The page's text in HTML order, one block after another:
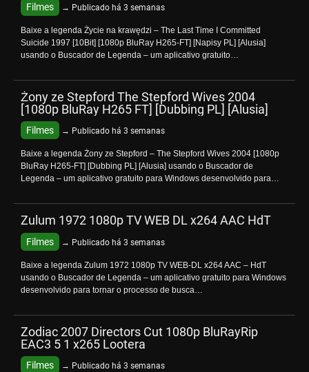
Filmes → Publicado há 3 semanas
Baixe a legenda Życie na krawędzi – The Last Time I Committed
Suicide 1997 [10Bit] [1080p BluRay H265-FT] [Napisy PL] [Alusia]
usando o Buscador de Legenda – um aplicativo gratuito…
Żony ze Stepford The Stepford Wives 2004
[1080p BluRay H265 FT] [Dubbing PL] [Alusia]
Filmes → Publicado há 3 semanas
Baixe a legenda Żony ze Stepford – The Stepford Wives 2004 [1080p
BluRay H265-FT] [Dubbing PL] [Alusia] usando o Buscador de
Legenda – um aplicativo gratuito para Windows desenvolvido para…
Zulum 1972 1080p TV WEB DL x264 AAC HdT
Filmes → Publicado há 3 semanas
Baixe a legenda Zulum 1972 1080p TV WEB-DL x264 AAC – HdT
usando o Buscador de Legenda – um aplicativo gratuito para Windows
desenvolvido para tornar o processo de busca…
Zodiac 2007 Directors Cut 1080p BluRayRip
EAC3 5 1 x265 Lootera
Filmes → Publicado há 3 semanas